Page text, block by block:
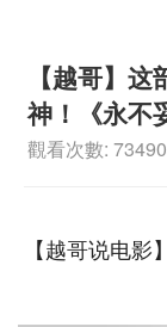
【越哥】
神！《永不
觀看次數:
【越哥说电影】